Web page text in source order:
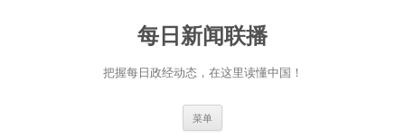
每日新闻联播
把握每日政经动态，在这里读懂中国！
菜单